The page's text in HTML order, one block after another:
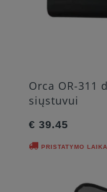
Orca OR-311
siųstuvui
€ 39.45
PRISTATYMO